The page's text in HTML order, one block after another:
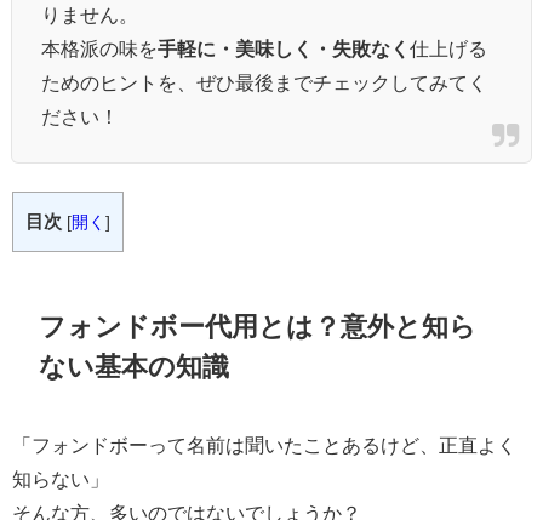
りません。
本格派の味を手軽に・美味しく・失敗なく 仕上げる
ためのヒントを、ぜひ最後までチェックしてみてく
ださい！
目次 [開く ]
フォンドボー代用とは？意外と知ら
ない基本の知識
「フォンドボーって名前は聞いたことあるけど、正直よく
知らない」
そんな方、多いのではないでしょうか？